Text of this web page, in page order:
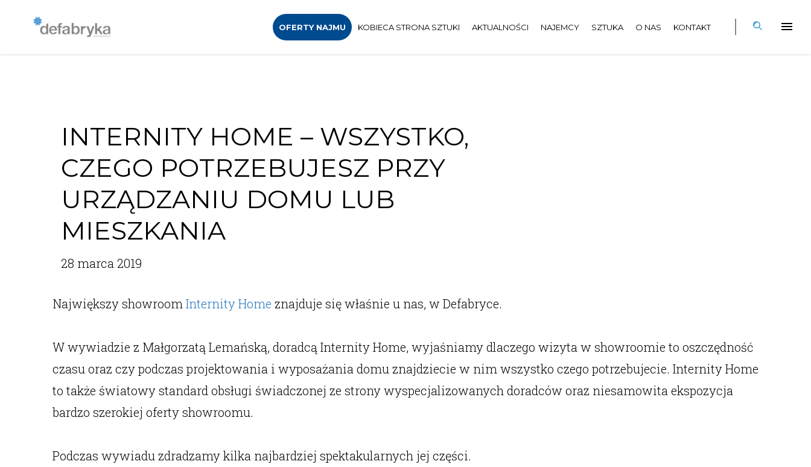
OFERTY NAJMU KOBIECA STRONA SZTUKI AKTUALNOŚCI NAJEMCY SZTUKA O NAS KONTAKT
INTERNITY HOME – WSZYSTKO,
CZEGO POTRZEBUJESZ PRZY
URZĄDZANIU DOMU LUB
MIESZKANIA
28 marca 2019
Największy showroom Internity Home znajduje się właśnie u nas, w Defabryce.
W wywiadzie z Małgorzatą Lemańską, doradcą Internity Home, wyjaśniamy dlaczego wizyta w showroomie to oszczędność
czasu oraz czy podczas projektowania i wyposażania domu znajdziecie w nim wszystko czego potrzebujecie. Internity Home
to także światowy standard obsługi świadczonej ze strony wyspecjalizowanych doradców oraz niesamowita ekspozycja
bardzo szerokiej oferty showroomu.
Podczas wywiadu zdradzamy kilka najbardziej spektakularnych jej części.